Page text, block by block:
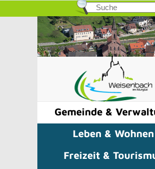
Gemeinde &
Leben & Wohnen
Freizeit &